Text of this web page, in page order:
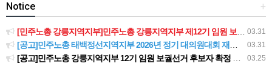
+
Notice
03.31
[민주노총 강릉지역지부]민주노총 강릉지역지부 제12기 임원 보궐선거결과 공고
03.31
[공고]민주노총 태백정선지역지부 2026년 정기 대의원대회 재소집 건
03.25
[공고]민주노총 강릉지역지부 12기 임원 보궐선거 후보자 확정 공고